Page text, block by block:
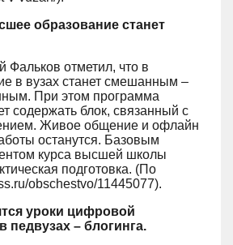
образование станет
Фальков отметил, что в
в вузах станет смешанным –
При этом программа
содержать блок, связанный с
Живое общение и офлайн
останутся. Базовым
курса высшей школы
подготовка. (По
obschestvo/11445077).
уроки цифровой
педвузах – блогинга.